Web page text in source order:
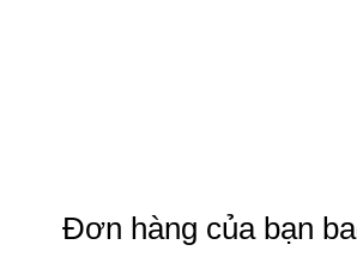
Đơn hàng của bạn